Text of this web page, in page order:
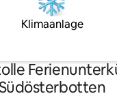
Klimaanlage
Südösterbotten